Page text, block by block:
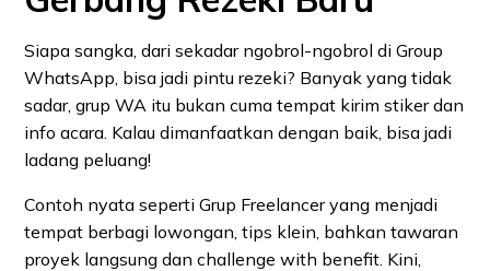
Siapa sangka, dari sekadar ngobrol-ngobrol di Group
WhatsApp, bisa jadi pintu rezeki? Banyak yang tidak
sadar, grup WA itu bukan cuma tempat kirim stiker dan
info acara. Kalau dimanfaatkan dengan baik, bisa jadi
ladang peluang!
Contoh nyata seperti Grup Freelancer yang menjadi
tempat berbagi lowongan, tips klein, bahkan tawaran
proyek langsung dan challenge with benefit. Kini,